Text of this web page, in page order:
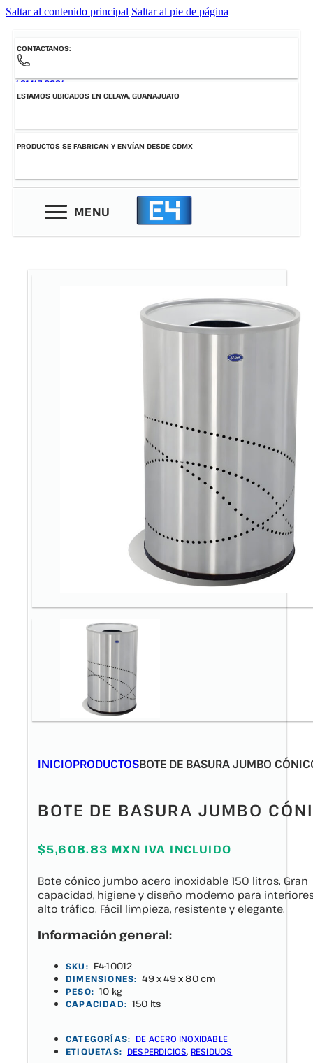
Saltar al contenido principal Saltar al pie de página
CONTACTANOS:
461-147-0034
ESTAMOS UBICADOS EN CELAYA, GUANAJUATO
PRODUCTOS SE FABRICAN Y ENVÍAN DESDE CDMX
MENU
INICIOPRODUCTOSBOTE DE BASURA JUMBO
BOTE DE BASURA JUMBO
$5,608.83 MXN IVA INCLUIDO
Bote cónico jumbo acero inoxidable 150 litros. Gran
capacidad, higiene y diseño moderno para
alto tráfico. Fácil limpieza, resistente y elegante.
Información general:
SKU: E4-10012
DIMENSIONES: 49 x 49 x 80 cm
PESO: 10 kg
CAPACIDAD: 150 lts
CATEGORÍAS: DE ACERO INOXIDABLE
ETIQUETAS: DESPERDICIOS, RESIDUOS